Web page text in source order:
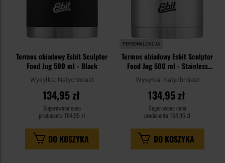
Termos obiadowy Esbit Sculptor
Food Jug 500 ml - Black
Wysyłka: Natychmiast
134,95 zł
Sugerowana cena
producenta 164,95 zł
DO KOSZYKA
PERSONALIZACJA
Termos obiadowy Esbit Sculptor
Food Jug 500 ml - Stainless
Steel
Wysyłka: Natychmiast
134,95 zł
Sugerowana cena
producenta 164,95 zł
DO KOSZYKA